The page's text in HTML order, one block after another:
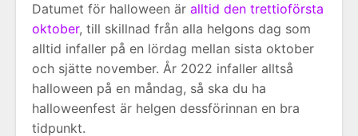
Datumet för halloween är alltid den trettioförsta
oktober, till skillnad från alla helgons dag som
alltid infaller på en lördag mellan sista oktober
och sjätte november. År 2022 infaller alltså
halloween på en måndag, så ska du ha
halloweenfest är helgen dessförinnan en bra
tidpunkt.